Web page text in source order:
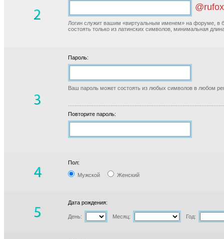
Логин служит вашим «виртуальным именем» на форуме, в
состоять только из латинских символов, минимальная
Пароль:
Ваш пароль может состоять из любых символов в любом
Повторите пароль:
Пол:
Мужской Женский
Дата рождения:
День: Месяц: Год: